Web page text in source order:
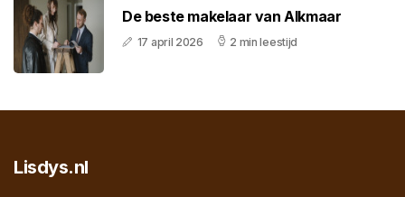
De beste makelaar van Alkmaar
17 april 2026 2 min leestijd
Lisdys.nl